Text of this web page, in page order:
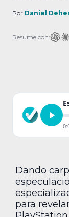
PlayStation
básica del
Por Daniel
Resume con:
Dando
para